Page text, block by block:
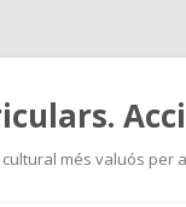
més valuós